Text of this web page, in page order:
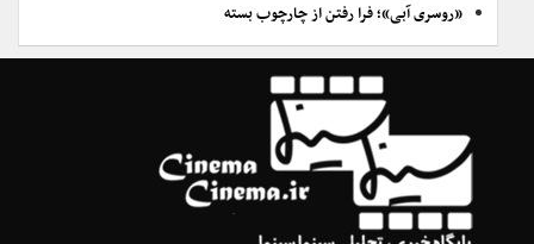
«روسری آبی»؛ فرا رفتن از چارچوب بسته